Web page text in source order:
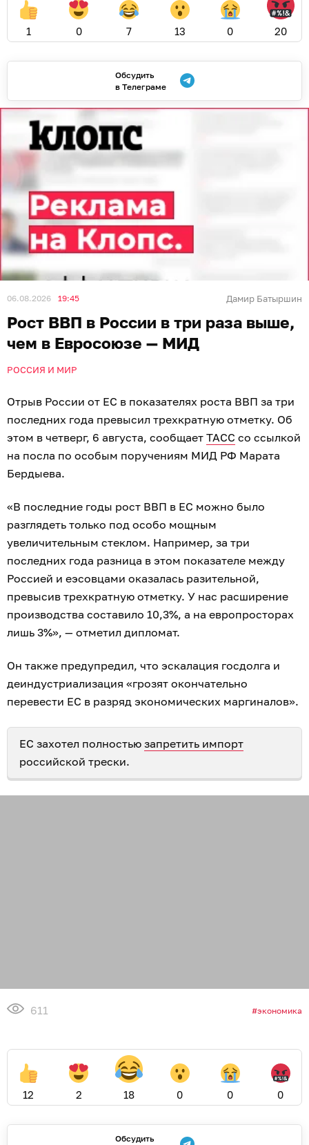
1 0 7 13 0 20
Обсудить
в Телеграме
06.08.2026 19:45 Дамир Батыршин
Рост ВВП в России в три раза выше,
чем в Евросоюзе — МИД
РОССИЯ И МИР
Отрыв России от ЕС в показателях роста ВВП за три
последних года превысил трехкратную отметку. Об
этом в четверг, 6 августа, сообщает ТАСС со ссылкой
на посла по особым поручениям МИД РФ Марата
Бердыева.
«В последние годы рост ВВП в ЕС можно было
разглядеть только под особо мощным
увеличительным стеклом. Например, за три
последних года разница в этом показателе между
Россией и еэсовцами оказалась разительной,
превысив трехкратную отметку. У нас расширение
производства составило 10,3%, а на европросторах
лишь 3%», — отметил дипломат.
Он также предупредил, что эскалация госдолга и
деиндустриализация «грозят окончательно
перевести ЕС в разряд экономических маргиналов».
ЕС захотел полностью запретить импорт
российской трески.
611 экономика
12 2 18 0 0 0
Обсудить